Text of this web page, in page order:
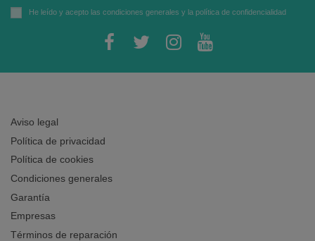
He leído y acepto las condiciones generales y la política de confidencialidad
Aviso legal
Política de privacidad
Política de cookies
Condiciones generales
Garantía
Empresas
Términos de reparación